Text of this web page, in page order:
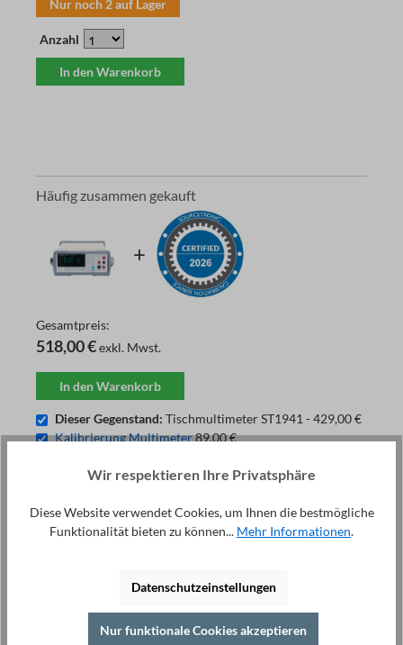
Nur noch 2auf Lager
Anzahl
In den Warenkorb
Häufig zusammen gekauft
Gesamtpreis:
518,00 €exkl. Mwst.
In den Warenkorb
Dieser Gegenstand: Tischmultimeter ST1941 - 429,00 €
Kalibrierung Multimeter89,00 €
Fachberatung unter
+49 421 277 9999
Drucken
Mit dem ST1941 erhalten Sie ein starkes digitales
Multimeter (DMM), das eine Vielzahl von
Wir respektieren Ihre Privatsphäre
Diese Website verwendet Cookies, um Ihnen die bestmögliche
Funktionalität bieten zu können... Mehr Informationen.
Datenschutzeinstellungen
Nur funktionale Cookies akzeptieren